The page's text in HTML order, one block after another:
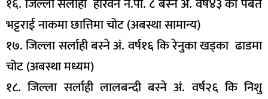
भट्टराई नाकमा छात्तिमा चोट (अबस्था सामान्य)
१७. जिल्ला सर्लाही बस्ने अं. वर्ष१६ कि रेनुका खड्का ढाडमा
चोट (अबस्था मध्यम)
१८. जिल्ला सर्लाही लालबन्दी बस्ने अं. वर्ष२६ कि निशु